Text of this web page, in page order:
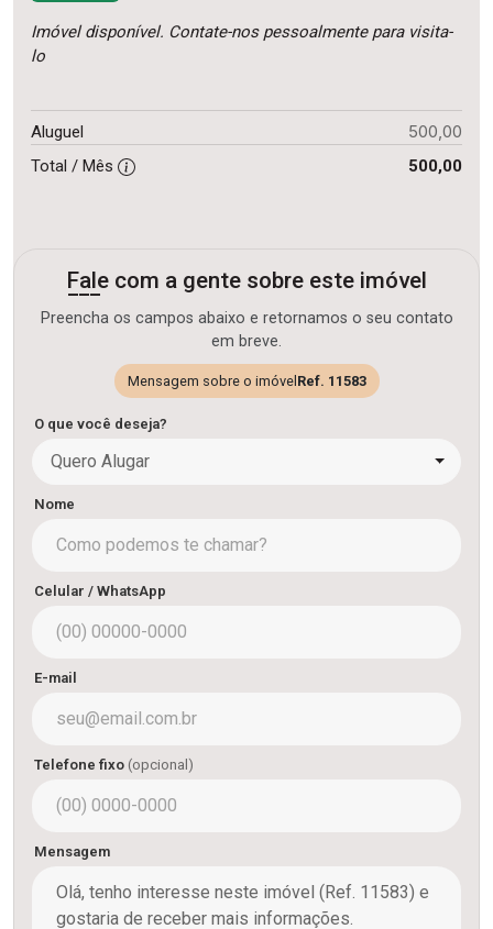
Imóvel disponível. Contate-nos pessoalmente para visita-
lo
Aluguel 500,00
Total / Mês 500,00
Fale com a gente sobre este imóvel
Preencha os campos abaixo e retornamos o seu contato
em breve.
Mensagem sobre o imóvelRef. 11583
O que você deseja?
Quero Alugar
Nome
Celular / WhatsApp
E-mail
Telefone fixo (opcional)
Mensagem